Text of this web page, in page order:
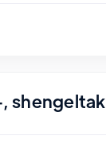
shengeltak